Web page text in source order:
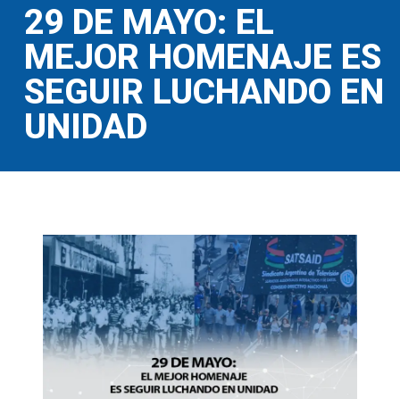
29 DE MAYO: EL
MEJOR HOMENAJE ES
SEGUIR LUCHANDO EN
UNIDAD